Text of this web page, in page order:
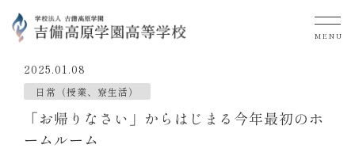
MENU
2025.01.08
日常（授業、寮生活）
「お帰りなさい」からはじまる今年最初のホ
ームルーム